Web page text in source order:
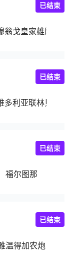
翁戈皇家雄鹰
已结束
多利亚联林贝
已结束
福尔图那
已结束
温得加农炮
已结束